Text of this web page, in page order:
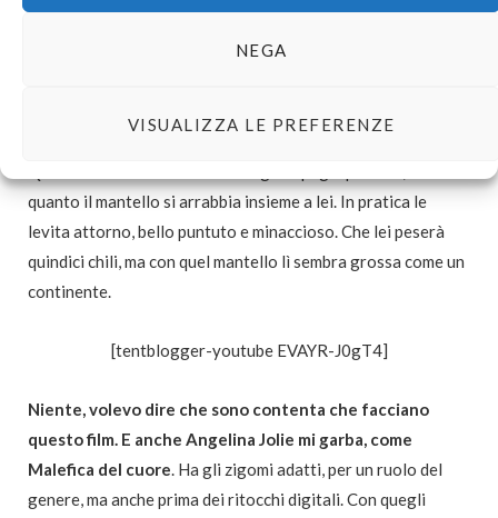
NEGA
VISUALIZZA LE PREFERENZE
retta, ci farebbe la cacca su una spalla e ci mangerebbe un
quanto il mantello si arrabbia insieme a lei. In pratica le
levita attorno, bello puntuto e minaccioso. Che lei peserà
quindici chili, ma con quel mantello lì sembra grossa come un
continente.
[tentblogger-youtube EVAYR-J0gT4]
Niente, volevo dire che sono contenta che facciano
questo film. E anche Angelina Jolie mi garba, come
Malefica del cuore. Ha gli zigomi adatti, per un ruolo del
genere, ma anche prima dei ritocchi digitali. Con quegli